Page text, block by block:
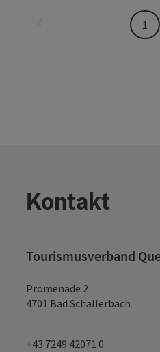
1
Kontakt
Tourismusverband
Promenade 2
4701 Bad Schallerbach
+43 7249 42071 0